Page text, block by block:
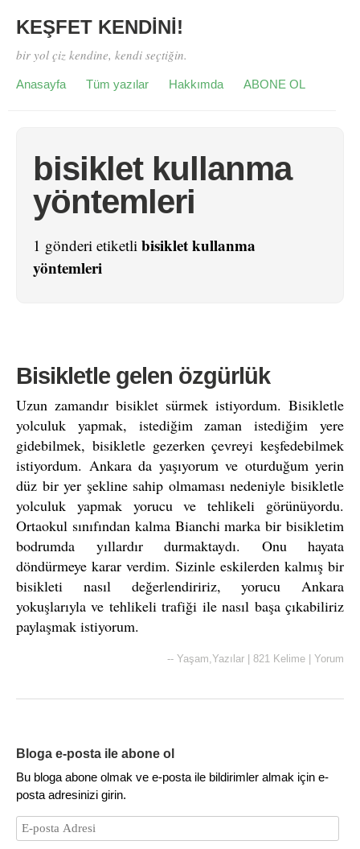
KEŞFET KENDİNİ!
bir yol çiz kendine, kendi seçtiğin.
Anasayfa Tüm yazılar Hakkımda ABONE OL
bisiklet kullanma
yöntemleri
1 gönderi etiketli bisiklet kullanma
yöntemleri
Bisikletle gelen özgürlük
Uzun zamandır bisiklet sürmek istiyordum. Bisikletle
yolculuk yapmak, istediğim zaman istediğim yere
gidebilmek, bisikletle gezerken çevreyi keşfedebilmek
istiyordum. Ankara da yaşıyorum ve oturduğum yerin
düz bir yer şekline sahip olmaması nedeniyle bisikletle
yolculuk yapmak yorucu ve tehlikeli görünüyordu.
Ortaokul sınıfından kalma Bianchi marka bir bisikletim
bodrumda yıllardır durmaktaydı. Onu hayata
döndürmeye karar verdim. Sizinle eskilerden kalmış bir
bisikleti nasıl değerlendiririz, yorucu Ankara
yokuşlarıyla ve tehlikeli trafiği ile nasıl başa çıkabiliriz
paylaşmak istiyorum.
-- Yaşam,Yazılar 821 Kelime Yorum
Bloga e-posta ile abone ol
Bu bloga abone olmak ve e-posta ile bildirimler almak için e-
posta adresinizi girin.